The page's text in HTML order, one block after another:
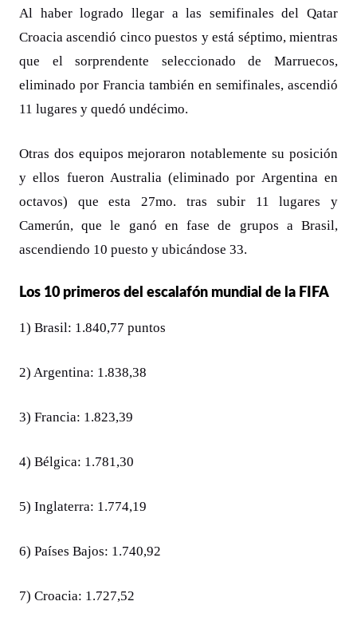
Al haber logrado llegar a las semifinales del Qatar
Croacia ascendió cinco puestos y está séptimo, mientras
que el sorprendente seleccionado de Marruecos,
eliminado por Francia también en semifinales, ascendió
11 lugares y quedó undécimo.
Otras dos equipos mejoraron notablemente su posición
y ellos fueron Australia (eliminado por Argentina en
octavos) que esta 27mo. tras subir 11 lugares y
Camerún, que le ganó en fase de grupos a Brasil,
ascendiendo 10 puesto y ubicándose 33.
Los 10 primeros del escalafón mundial de la FIFA
1) Brasil: 1.840,77 puntos
2) Argentina: 1.838,38
3) Francia: 1.823,39
4) Bélgica: 1.781,30
5) Inglaterra: 1.774,19
6) Países Bajos: 1.740,92
7) Croacia: 1.727,52